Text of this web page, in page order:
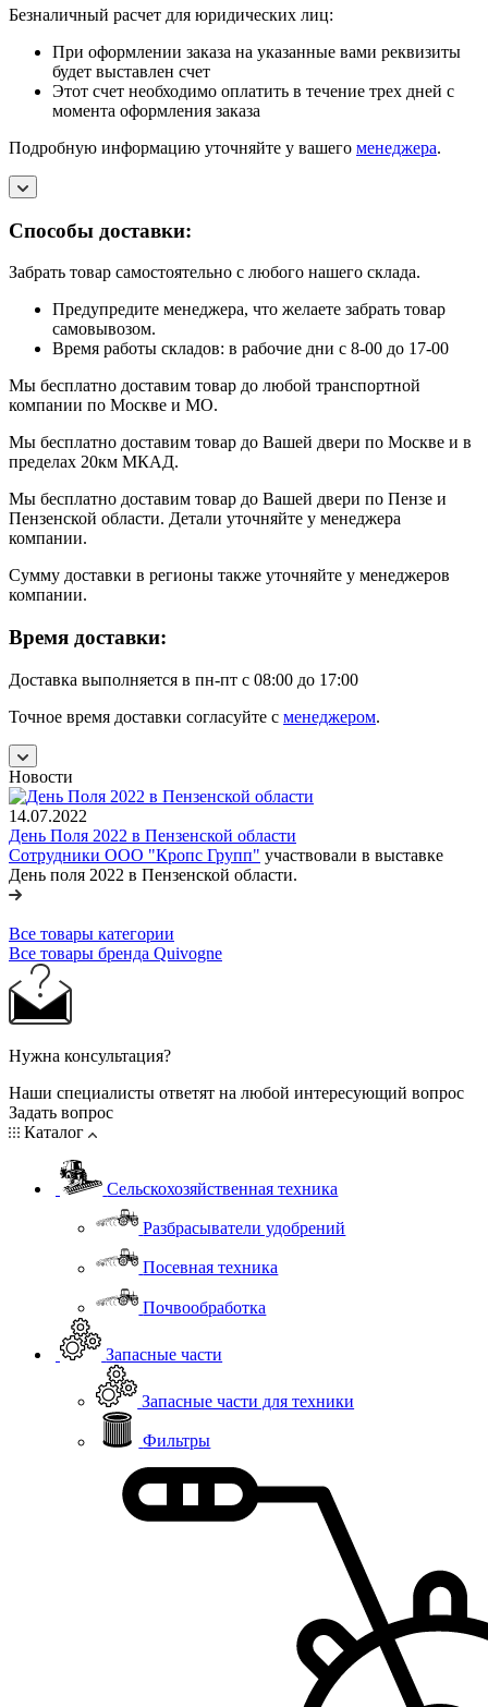
Безналичный расчет для юридических лиц:
При оформлении заказа на указанные вами реквизиты
будет выставлен счет
Этот счет необходимо оплатить в течение трех дней с
момента оформления заказа
Подробную информацию уточняйте у вашего менеджера.
Способы доставки:
Забрать товар самостоятельно с любого нашего склада.
Предупредите менеджера, что желаете забрать товар
самовывозом.
Время работы складов: в рабочие дни с 8-00 до 17-00
Мы бесплатно доставим товар до любой транспортной
компании по Москве и МО.
Мы бесплатно доставим товар до Вашей двери по Москве и в
пределах 20км МКАД.
Мы бесплатно доставим товар до Вашей двери по Пензе и
Пензенской области. Детали уточняйте у менеджера
компании.
Сумму доставки в регионы также уточняйте у менеджеров
компании.
Время доставки:
Доставка выполняется в пн-пт с 08:00 до 17:00
Точное время доставки согласуйте с менеджером.
Новости
14.07.2022
День Поля 2022 в Пензенской области
Сотрудники ООО "Кропс Групп" участвовали в выставке
День поля 2022 в Пензенской области.
Все товары категории
Все товары бренда Quivogne
Нужна консультация?
Наши специалисты ответят на любой интересующий вопрос
Задать вопрос
Каталог
Сельскохозяйственная техника
Разбрасыватели удобрений
Посевная техника
Почвообработка
Запасные части
Запасные части для техники
Фильтры